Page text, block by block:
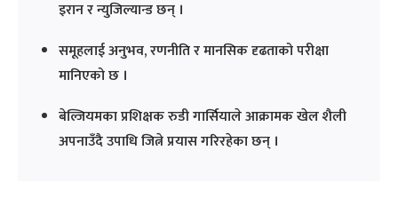
इरान र न्युजिल्यान्ड छन् ।
समूहलाई अनुभव, रणनीति र मानसिक दृढताको परीक्षा
मानिएको छ ।
बेल्जियमका प्रशिक्षक रुडी गार्सियाले आक्रामक खेल शैली
अपनाउँदै उपाधि जित्ने प्रयास गरिरहेका छन् ।